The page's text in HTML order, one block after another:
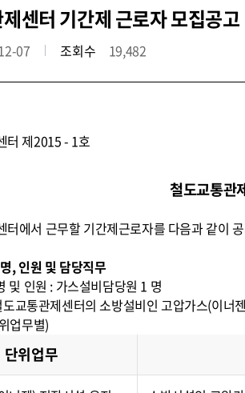
센터 기간제 근로자 모집공고
07 조회수 19,482
터 제2015 - 1호
철도교통관
터에서 근무할 기간제근로자를 다음과 같이
, 인원 및 담당직무
및 인원 : 가스설비담당원 1 명
교통관제센터의 소방설비인 고압가스(이너
업무별)
단위업무